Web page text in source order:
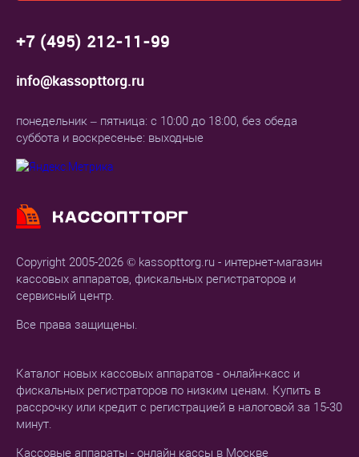
Copyright 2005-2026 © kassopttorg.ru - интернет-магазин
кассовых аппаратов, фискальных регистраторов и
сервисный центр.
Все права защищены.
Каталог новых кассовых аппаратов - онлайн-касс и
фискальных регистраторов по низким ценам. Купить в
рассрочку или кредит с регистрацией в налоговой за 15-30
минут.
Кассовые аппараты - онлайн кассы в Москве
+7 (495) 212-11-99
info@kassopttorg.ru
понедельник – пятница: с 10:00 до 18:00, без обеда
суббота и воскресенье: выходные